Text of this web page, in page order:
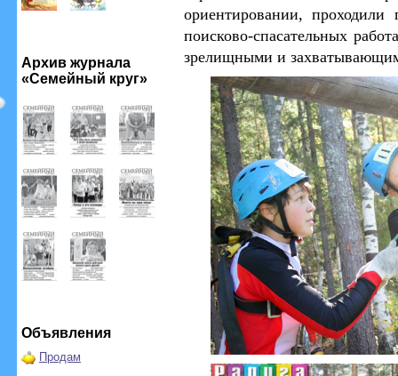
Архив журнала
«Семейный круг»
Объявления
Продам
ориентировании, проходили
поисково-спасательных
зрелищными и